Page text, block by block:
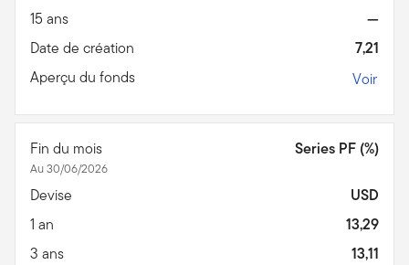
15 ans
—
Date de création
7,21
Aperçu du fonds
Voir
Fin du mois
Au 30/06/2026
Series PF (%)
Devise
USD
1 an
13,29
3 ans
13,11